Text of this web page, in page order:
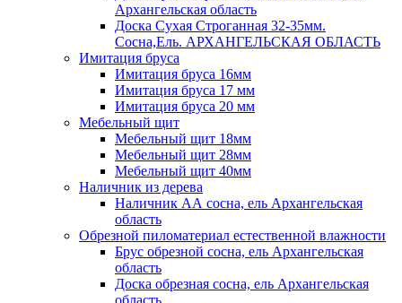
Архангельская область
Доска Сухая Строганная 32-35мм.
Сосна,Ель. АРХАНГЕЛЬСКАЯ ОБЛАСТЬ
Имитация бруса
Имитация бруса 16мм
Имитация бруса 17 мм
Имитация бруса 20 мм
Мебельный щит
Мебельный щит 18мм
Мебельный щит 28мм
Мебельный щит 40мм
Наличник из дерева
Наличник АА сосна, ель Архангельская
область
Обрезной пиломатериал естественной влажности
Брус обрезной сосна, ель Архангельская
область
Доска обрезная сосна, ель Архангельская
область